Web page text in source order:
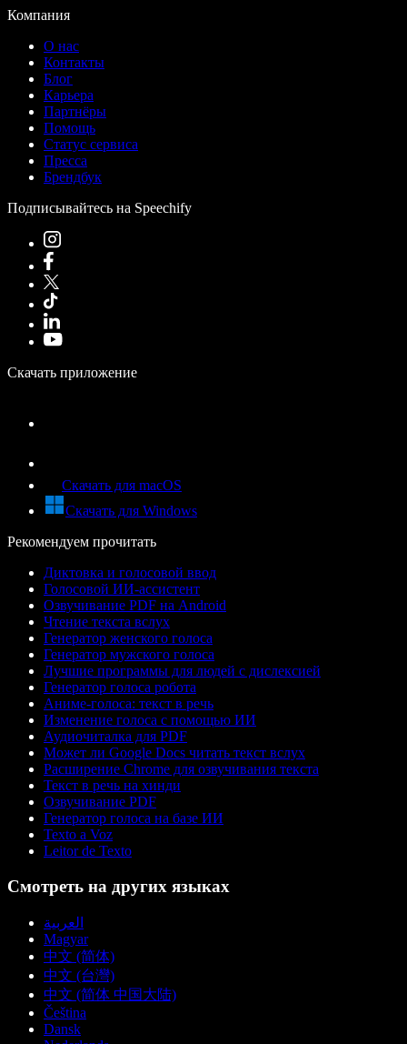
Компания
О нас
Контакты
Блог
Карьера
Партнёры
Помощь
Статус сервиса
Пресса
Брендбук
Подписывайтесь на Speechify
Скачать приложение
Скачать для macOS
Скачать для Windows
Рекомендуем прочитать
Диктовка и голосовой ввод
Голосовой ИИ-ассистент
Озвучивание PDF на Android
Чтение текста вслух
Генератор женского голоса
Генератор мужского голоса
Лучшие программы для людей с дислексией
Генератор голоса робота
Аниме-голоса: текст в речь
Изменение голоса с помощью ИИ
Аудиочиталка для PDF
Может ли Google Docs читать текст вслух
Расширение Chrome для озвучивания текста
Текст в речь на хинди
Озвучивание PDF
Генератор голоса на базе ИИ
Texto a Voz
Leitor de Texto
Смотреть на других языках
العربية
Magyar
中文 (简体)
中文 (台灣)
中文 (简体 中国大陆)
Čeština
Dansk